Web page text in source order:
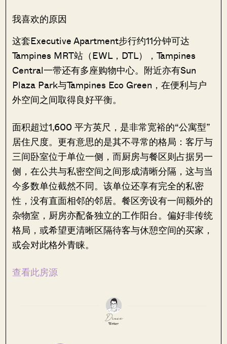
我喜欢的原因
这套Executive Apartment步行约11分钟可达
Tampines MRT站（EWL，DTL），Tampines
Central一带还有多座购物中心。附近亦有Sun
Plaza Park与Tampines Eco Green，在便利与户
外空间之间取得良好平衡。
面积超过1,600 平方英尺，是非常宽裕的“公寓型”
居住尺度。更有意思的是其不寻常的格局：客厅与
三间卧室位于单位一侧，而厨房与餐区则占据另一
侧，在公共与私密空间之间形成清晰分隔，这与当
今多数单位截然不同。该单位还享有完全的私密
性，没有直面相邻的邻居。餐区旁设有一间额外的
杂物室，厨房亦配备独立的工作阳台。偏好非传统
格局，或希望更清晰区隔待客与休憩空间的买家，
或会对此格外青睐。
查看此房源